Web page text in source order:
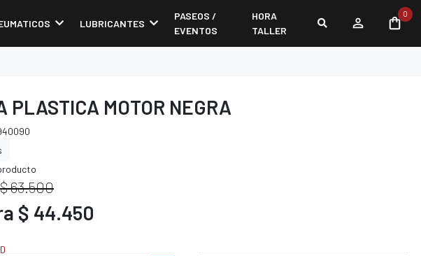
LUBRICANTES
PASEOS /
EVENTOS
HORA
TALLER
0
PLASTICA MOTOR NEGRA
$ 63.500
$ 44.450